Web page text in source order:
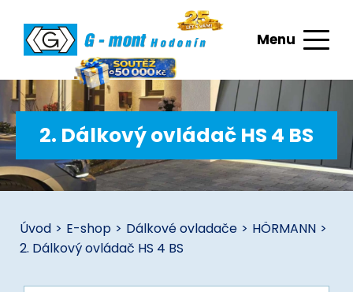
Menu
2. Dálkový ovládač HS 4 BS
Úvod > E-shop > Dálkové ovladače > HÖRMANN >
2. Dálkový ovládač HS 4 BS